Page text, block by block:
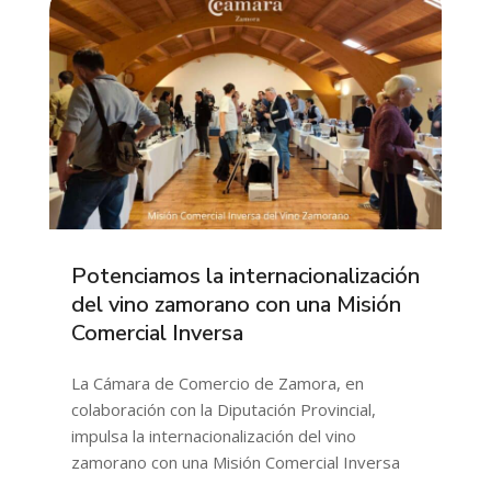
Potenciamos la internacionalización
del vino zamorano con una Misión
Comercial Inversa
La Cámara de Comercio de Zamora, en
colaboración con la Diputación Provincial,
impulsa la internacionalización del vino
zamorano con una Misión Comercial Inversa